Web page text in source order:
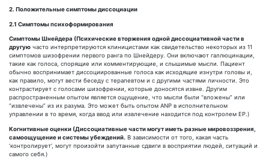
2. Положительные симптомы диссоциации
2.1 Симптомы психоформирования
Симптомы Шнейдера (Психические вторжения одной диссоциативной части в
другую часто интерпретируются клиницистами как свидетельство некоторых из 11
симптомов шизофрении первого ранга по Шнейдеру. Они включают галлюцинации,
такие как голоса, спорящие или комментирующие, и слышимые мысли. Пациент
обычно воспринимает диссоциированные голоса как исходящие изнутри головы и,
как правило, могут вести беседу с терапевтом и с другими частями личности. Это
контрастирует с голосами шизофрении, которые доносятся извне. Другим
распространенным опытом является ощущение, что мысли были “вложены” или
“извлечены” из их разума. Это может быть опытом ANP в исполнительном
управлении в то время, когда ввод или извлечение находится под контролем EP.)
Когнитивные оценки (Диссоциативные части могут иметь разные мировоззрения,
самоощущение и системы убеждений. В зависимости от того, какая часть
‘контролирует’, могут произойти запутанные сдвиги в восприятии людей, ситуаций и
самого себя.)